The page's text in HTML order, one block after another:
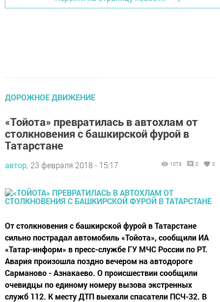
ДОРОЖНОЕ ДВИЖЕНИЕ
«Тойота» превратилась в автохлам от
столкновения с башкирской фурой в
Татарстане
автор, 23 февраля 2018 - 15:17 1073 0 0
От столкновения с башкирской фурой в Татарстане
сильно пострадал автомобиль «Тойота», сообщили ИА
«Татар-информ» в пресс-службе ГУ МЧС России по РТ.
Авария произошла поздно вечером на автодороге
Сарманово - Азнакаево. О происшествии сообщили
очевидцы по единому номеру вызова экстренных
служб 112. К месту ДТП выехали спасатели ПСЧ-32. В